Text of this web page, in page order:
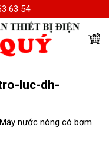
63 54
luc-dh-
Máy nước nóng có bơm